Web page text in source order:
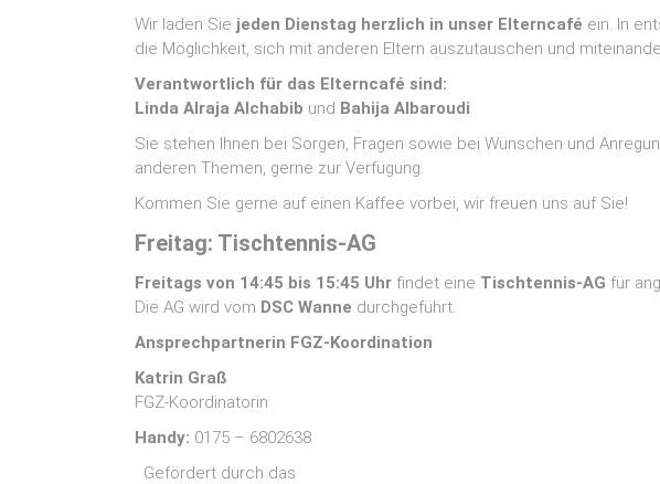
Wir laden Sie jeden Dienstag herzlich in unser Elterncafé ein. In
die Möglichkeit, sich mit anderen Eltern auszutauschen und
Verantwortlich für das Elterncafé sind:
Linda Alraja Alchabib und Bahija Albaroudi
Sie stehen Ihnen bei Sorgen, Fragen sowie bei Wünschen und
anderen Themen, gerne zur Verfügung.
Kommen Sie gerne auf einen Kaffee vorbei, wir freuen uns auf Sie!
Freitag: Tischtennis‑AG
Freitags von 14:45 bis 15:45 Uhr findet eine Tischtennis‑AG für
Die AG wird vom DSC Wanne durchgeführt.
Ansprechpartnerin FGZ‑Koordination
Katrin Graß
FGZ‑Koordinatorin
Handy: 0175 – 6802638
Gefördert durch das